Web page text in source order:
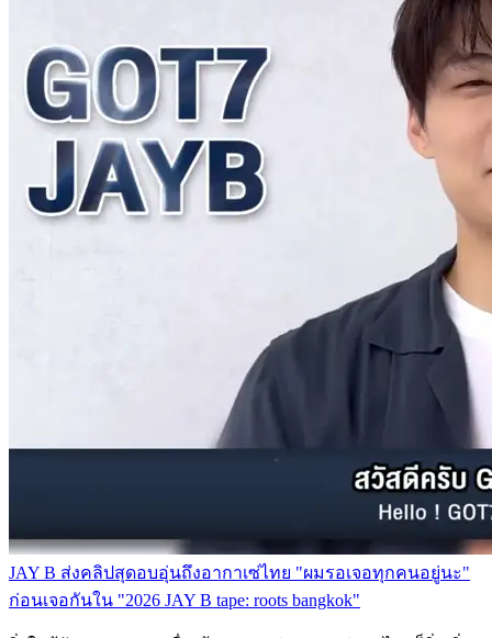
JAY B ส่งคลิปสุดอบอุ่นถึงอากาเซ่ไทย "ผมรอเจอทุกคนอยู่นะ"
ก่อนเจอกันใน "2026 JAY B tape: roots bangkok"